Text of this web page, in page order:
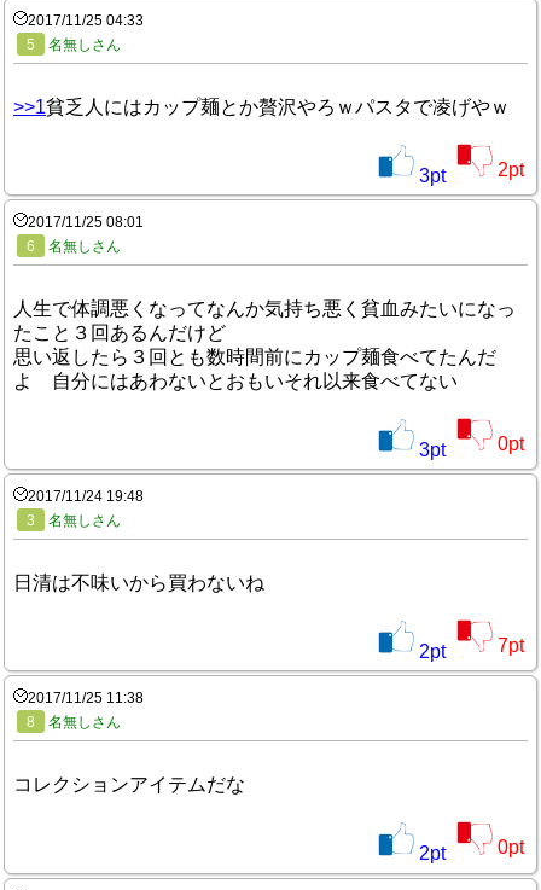
2017/11/25 04:33
5
名無しさん
>>1貧乏人にはカップ麺とか贅沢やろｗパスタで凌げやｗ
3pt 2pt
2017/11/25 08:01
6
名無しさん
人生で体調悪くなってなんか気持ち悪く貧血みたいになっ
たこと３回あるんだけど
思い返したら３回とも数時間前にカップ麺食べてたんだ
よ 自分にはあわないとおもいそれ以来食べてない
3pt 0pt
2017/11/24 19:48
3
名無しさん
日清は不味いから買わないね
2pt 7pt
2017/11/25 11:38
8
名無しさん
コレクションアイテムだな
2pt 0pt